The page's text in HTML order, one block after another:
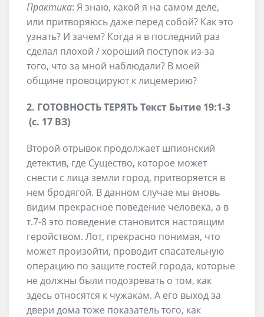
Практика: Я знаю, какой я на самом деле,
или притворяюсь даже перед собой? Как это
узнать? И зачем? Когда я в последний раз
сделал плохой / хороший поступок из-за
того, что за мной наблюдали? В моей
общине провоцируют к лицемерию?
2. ГОТОВНОСТЬ ТЕРЯТЬ Текст Бытие 19:1-3
(с. 17 ВЗ)
Второй отрывок продолжает шпионский
детектив, где Существо, которое может
снести с лица земли город, притворяется в
нем бродягой. В данном случае мы вновь
видим прекрасное поведение человека, а в
т.7-8 это поведение становится настоящим
геройством. Лот, прекрасно понимая, что
может произойти, проводит спасательную
операцию по защите гостей города, которые
не должны были подозревать о том, как
здесь относятся к чужакам. А его выход за
двери дома тоже показатель того, как